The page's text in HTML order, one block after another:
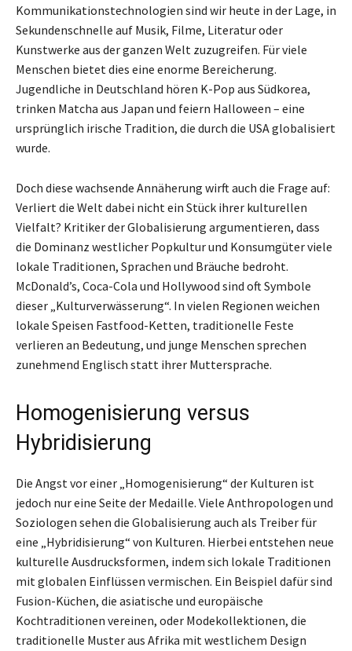
Kommunikationstechnologien sind wir heute in der Lage, in
Sekundenschnelle auf Musik, Filme, Literatur oder
Kunstwerke aus der ganzen Welt zuzugreifen. Für viele
Menschen bietet dies eine enorme Bereicherung.
Jugendliche in Deutschland hören K-Pop aus Südkorea,
trinken Matcha aus Japan und feiern Halloween – eine
ursprünglich irische Tradition, die durch die USA globalisiert
wurde.
Doch diese wachsende Annäherung wirft auch die Frage auf:
Verliert die Welt dabei nicht ein Stück ihrer kulturellen
Vielfalt? Kritiker der Globalisierung argumentieren, dass
die Dominanz westlicher Popkultur und Konsumgüter viele
lokale Traditionen, Sprachen und Bräuche bedroht.
McDonald’s, Coca-Cola und Hollywood sind oft Symbole
dieser „Kulturverwässerung“. In vielen Regionen weichen
lokale Speisen Fastfood-Ketten, traditionelle Feste
verlieren an Bedeutung, und junge Menschen sprechen
zunehmend Englisch statt ihrer Muttersprache.
Homogenisierung versus
Hybridisierung
Die Angst vor einer „Homogenisierung“ der Kulturen ist
jedoch nur eine Seite der Medaille. Viele Anthropologen und
Soziologen sehen die Globalisierung auch als Treiber für
eine „Hybridisierung“ von Kulturen. Hierbei entstehen neue
kulturelle Ausdrucksformen, indem sich lokale Traditionen
mit globalen Einflüssen vermischen. Ein Beispiel dafür sind
Fusion-Küchen, die asiatische und europäische
Kochtraditionen vereinen, oder Modekollektionen, die
traditionelle Muster aus Afrika mit westlichem Design